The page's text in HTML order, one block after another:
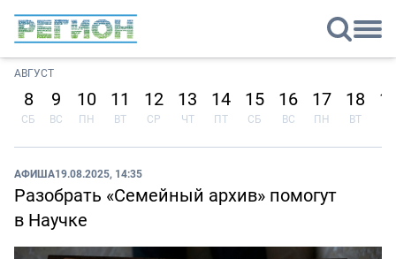
АВГУСТ
8
СБ
9
ВС
10
ПН
11
ВТ
12
СР
13
ЧТ
14
ПТ
15
СБ
16
ВС
17
ПН
18
ВТ
АФИША19.08.2025, 14:35
Разобрать «Семейный архив» помогут
в Научке